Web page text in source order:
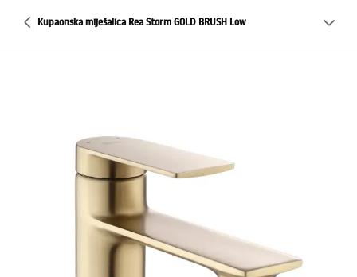
Kupaonska miješalica Rea Storm GOLD BRUSH Low